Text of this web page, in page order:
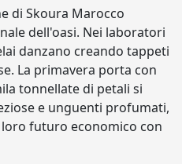
di Skoura Marocco
dell'oasi. Nei laboratori
danzano creando tappeti
La primavera porta con
tonnellate di petali si
e unguenti profumati,
futuro economico con